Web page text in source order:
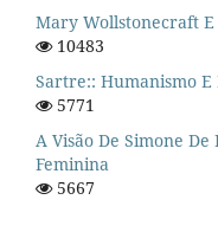
Mary Wollstonecraft E
10483
Sartre:: Humanismo E
5771
A Visão De Simone
Feminina
5667